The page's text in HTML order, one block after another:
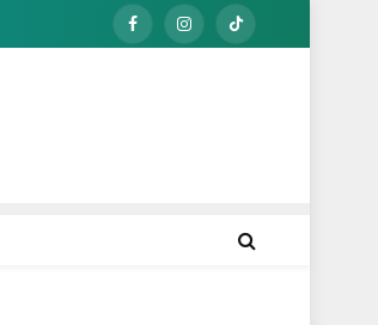
FacebookInstagramTikTok